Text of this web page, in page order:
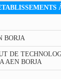
BORJA
DE
AEN BORJA